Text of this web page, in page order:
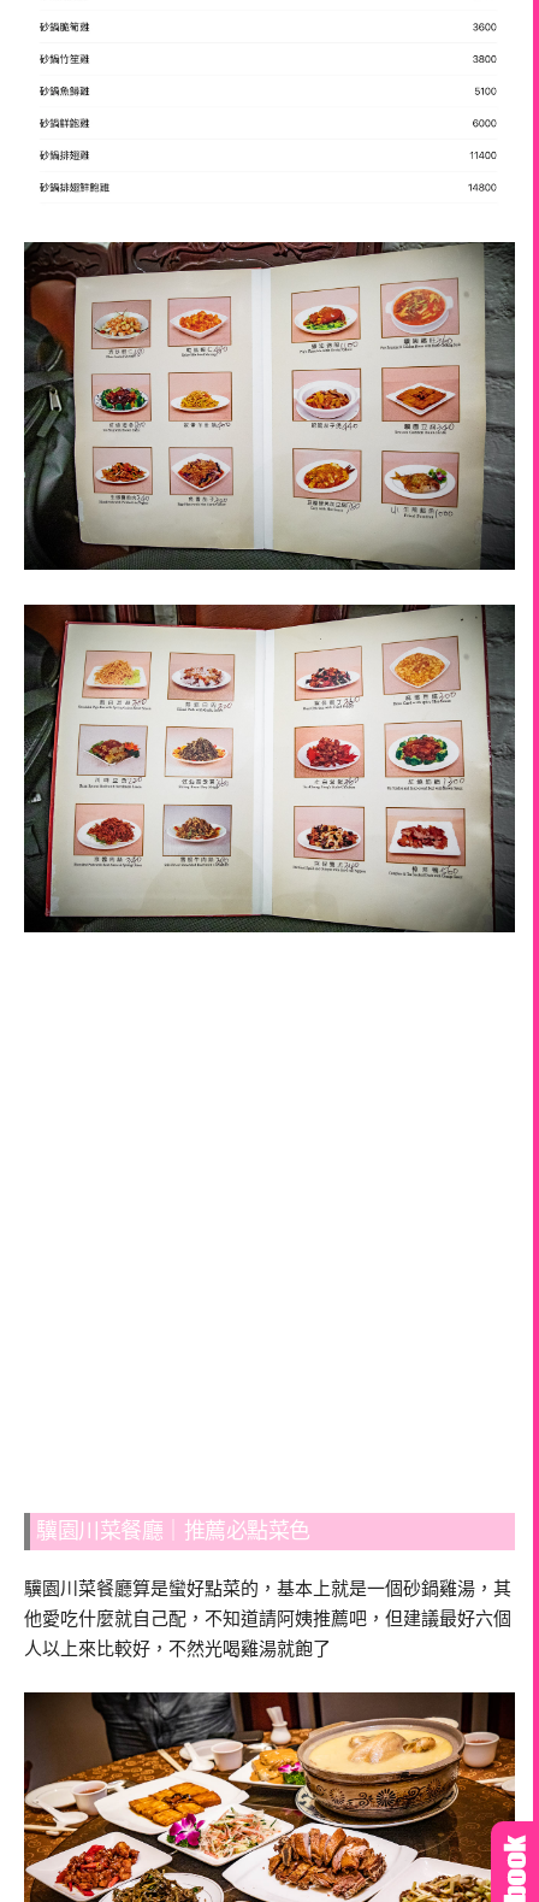
驥園川菜餐廳｜推薦必點菜色
驥園川菜餐廳算是蠻好點菜的，基本上就是一個砂鍋雞湯，其
他愛吃什麼就自己配，不知道請阿姨推薦吧，但建議最好六個
人以上來比較好，不然光喝雞湯就飽了